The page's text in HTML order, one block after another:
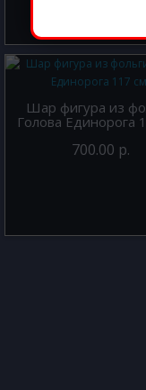
Шар фигура из
Голова Единорога
700.00 р.